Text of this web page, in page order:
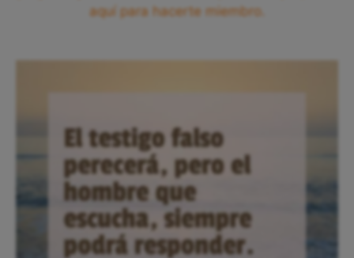
aquí para hacerte miembro.